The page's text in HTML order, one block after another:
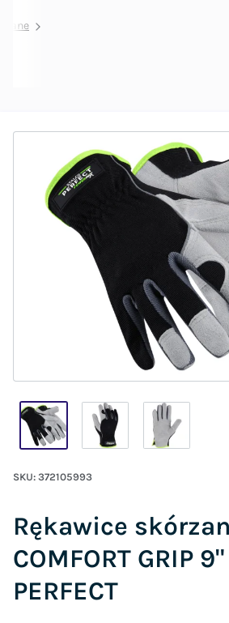
SKU: 372105993
Rękawice
COMFORT GRIP
PERFECT